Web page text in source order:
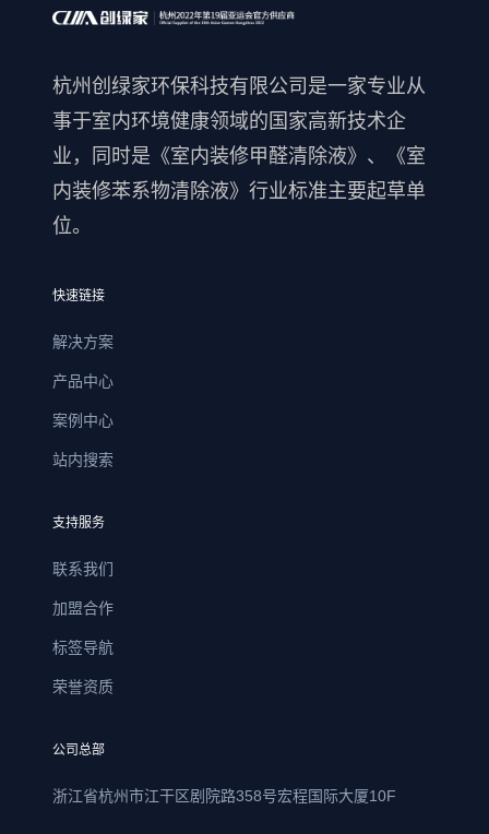
杭州创绿家环保科技有限公司是一家专业从
事于室内环境健康领域的国家高新技术企
业，同时是《室内装修甲醛清除液》、《室
内装修苯系物清除液》行业标准主要起草单
位。
快速链接
解决方案
产品中心
案例中心
站内搜索
支持服务
联系我们
加盟合作
标签导航
荣誉资质
公司总部
浙江省杭州市江干区剧院路358号宏程国际大厦10F